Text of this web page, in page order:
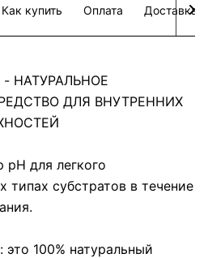
Как купить Оплата Доставка
- НАТУРАЛЬНОЕ
ДЛЯ ВНУТРЕННИХ
для легкого
типах субстратов в течение
100% натуральный